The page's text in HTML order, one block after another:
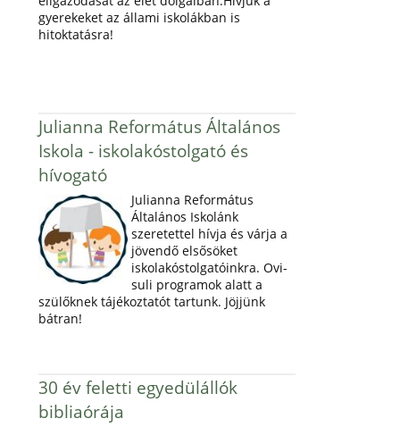
gyerekeket az állami iskolákban is
hitoktatásra!
Julianna Református Általános
Iskola - iskolakóstolgató és
hívogató
Julianna Református
Általános Iskolánk
szeretettel hívja és várja a
jövendő elsősöket
iskolakóstolgatóinkra. Ovi-
suli programok alatt a
szülőknek tájékoztatót tartunk. Jöjjünk
bátran!
30 év feletti egyedülállók
bibliaórája